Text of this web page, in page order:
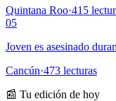
Quintana Roo·415
05
Joven es asesinado
Cancún·473 lecturas
📰 Tu edición de hoy